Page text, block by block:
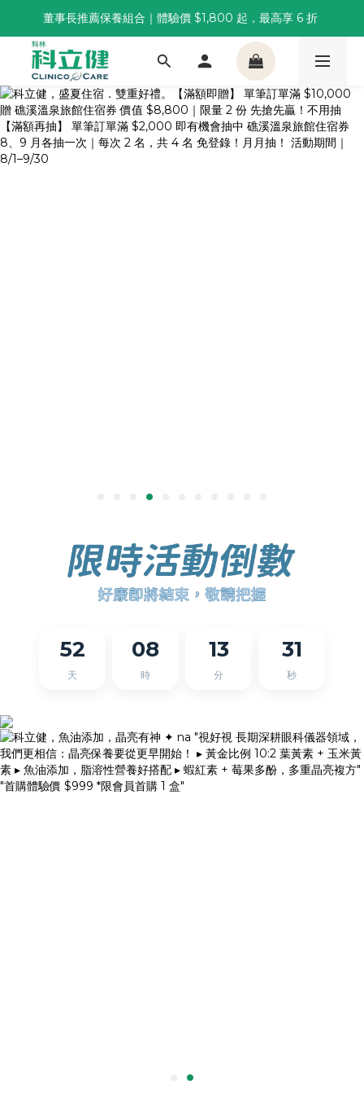
董事長推薦保養組合｜體驗價 $1,800 起，最高享 6 折
董事長推薦保養組合｜體驗價 $1,800 起，最高享 6 折
科林 40 週年 6 重賞｜單筆滿一萬送住宿券，滿兩千再抽
🌙覺好眠全新升級 | 10入體驗組限時$359，感受放鬆入睡
董事長推薦保養組合｜體驗價 $1,800 起，最高享 6 折
52
天
08
時
13
分
31
秒